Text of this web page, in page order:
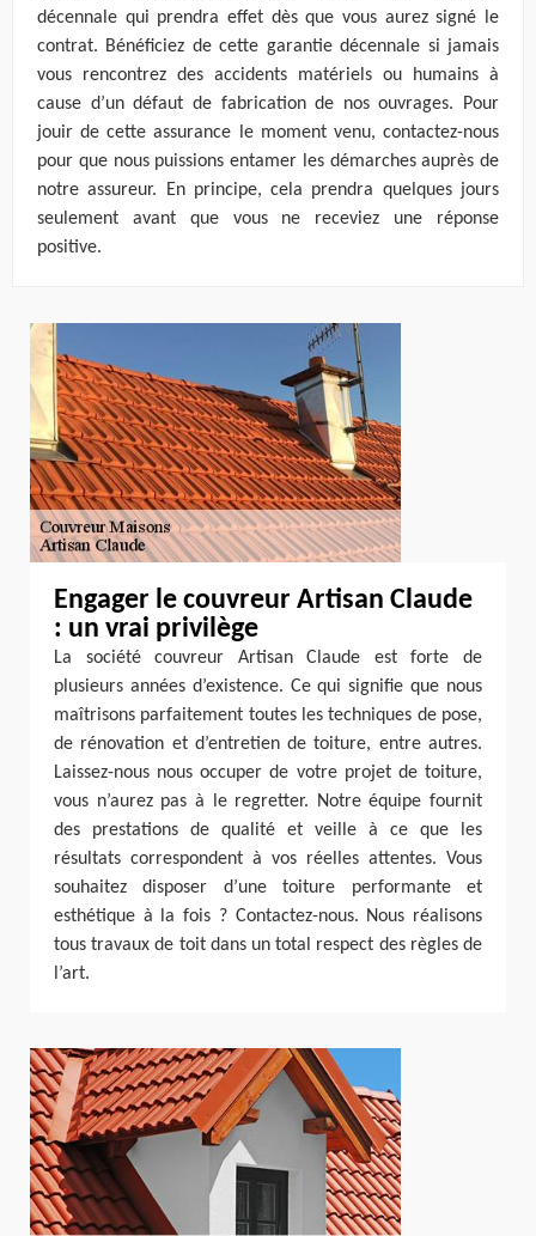
décennale qui prendra effet dès que vous aurez signé le
contrat. Bénéficiez de cette garantie décennale si jamais
vous rencontrez des accidents matériels ou humains à
cause d’un défaut de fabrication de nos ouvrages. Pour
jouir de cette assurance le moment venu, contactez-nous
pour que nous puissions entamer les démarches auprès de
notre assureur. En principe, cela prendra quelques jours
seulement avant que vous ne receviez une réponse
positive.
Engager le couvreur Artisan Claude
: un vrai privilège
La société couvreur Artisan Claude est forte de
plusieurs années d’existence. Ce qui signifie que nous
maîtrisons parfaitement toutes les techniques de pose,
de rénovation et d’entretien de toiture, entre autres.
Laissez-nous nous occuper de votre projet de toiture,
vous n’aurez pas à le regretter. Notre équipe fournit
des prestations de qualité et veille à ce que les
résultats correspondent à vos réelles attentes. Vous
souhaitez disposer d’une toiture performante et
esthétique à la fois ? Contactez-nous. Nous réalisons
tous travaux de toit dans un total respect des règles de
l’art.